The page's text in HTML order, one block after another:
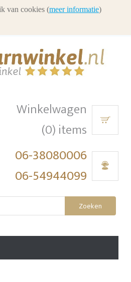
Winkelwagen
(0) items
06-38080006
06-54944099
Zoeken
van cookies (meer informatie)